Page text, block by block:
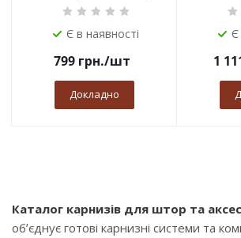
Є в наявності
799грн./шт
Докладно
Є
1
Каталог карнизів для штор та
об’єднує готові карнизні системи та